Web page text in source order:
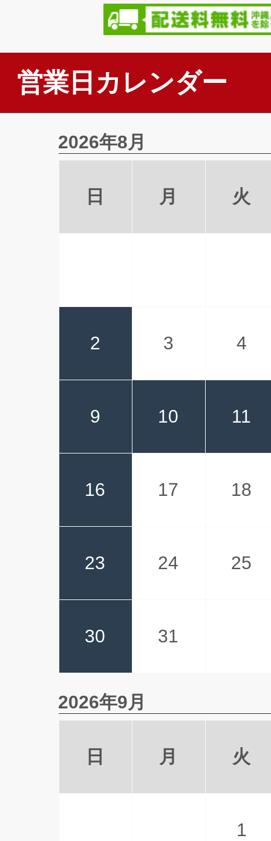
営業日カレンダー
2026年8月
日 月 火
2 3 4
9 10 11
16 17 18
23 24 25
30 31
2026年9月
日 月 火
1